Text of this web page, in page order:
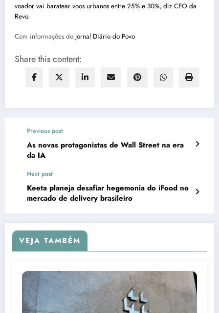
voador vai baratear voos urbanos entre 25% e 30%, diz CEO da
Revo.
Com informações do Jornal Diário do Povo
Share this content:
Previous post
As novas protagonistas de Wall Street na era
da IA
Next post
Keeta planeja desafiar hegemonia do iFood no
mercado de delivery brasileiro
VEJA TAMBÉM